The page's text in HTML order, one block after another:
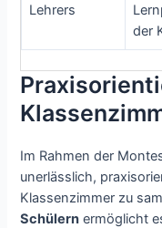
Lehrers
der
Im Rahmen der
unerlässlich,
Klassenzimmer zu
Schülern ermöglicht